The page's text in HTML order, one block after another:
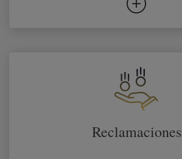
Reclamaciones